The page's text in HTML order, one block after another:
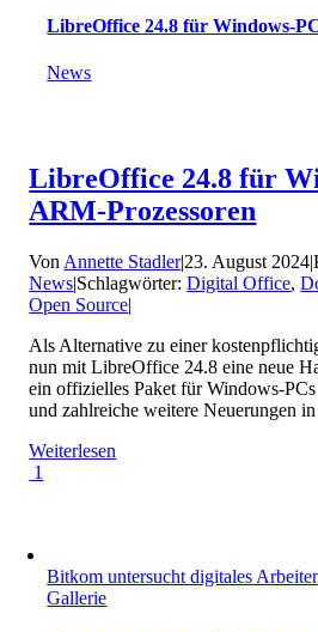
LibreOffice 24.8 für Windows-
News
LibreOffice 24.8 für
ARM-Prozessoren
Von Annette Stadler|23. August 2024|
News|Schlagwörter:Digital Office,
Open Source|
Als Alternative zu einer
nun mit LibreOffice 24.8 eine neue
ein offizielles Paket für Windows-
und zahlreiche weitere Neuerungen
Weiterlesen
1
Bitkom untersucht digitales
Gallerie